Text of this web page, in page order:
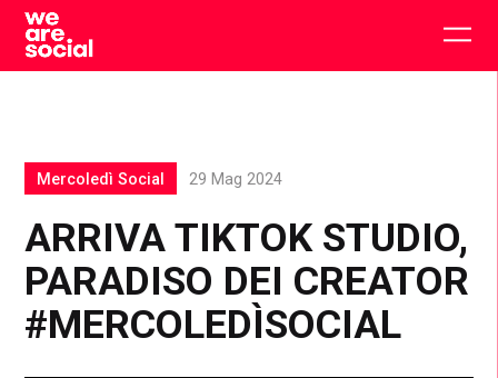
Skip
content
ARRIVA TIKTOK STUDIO,
PARADISO DEI CREATOR
#MERCOLEDÌSOCIAL
Mercoledì Social 29 Mag 2024